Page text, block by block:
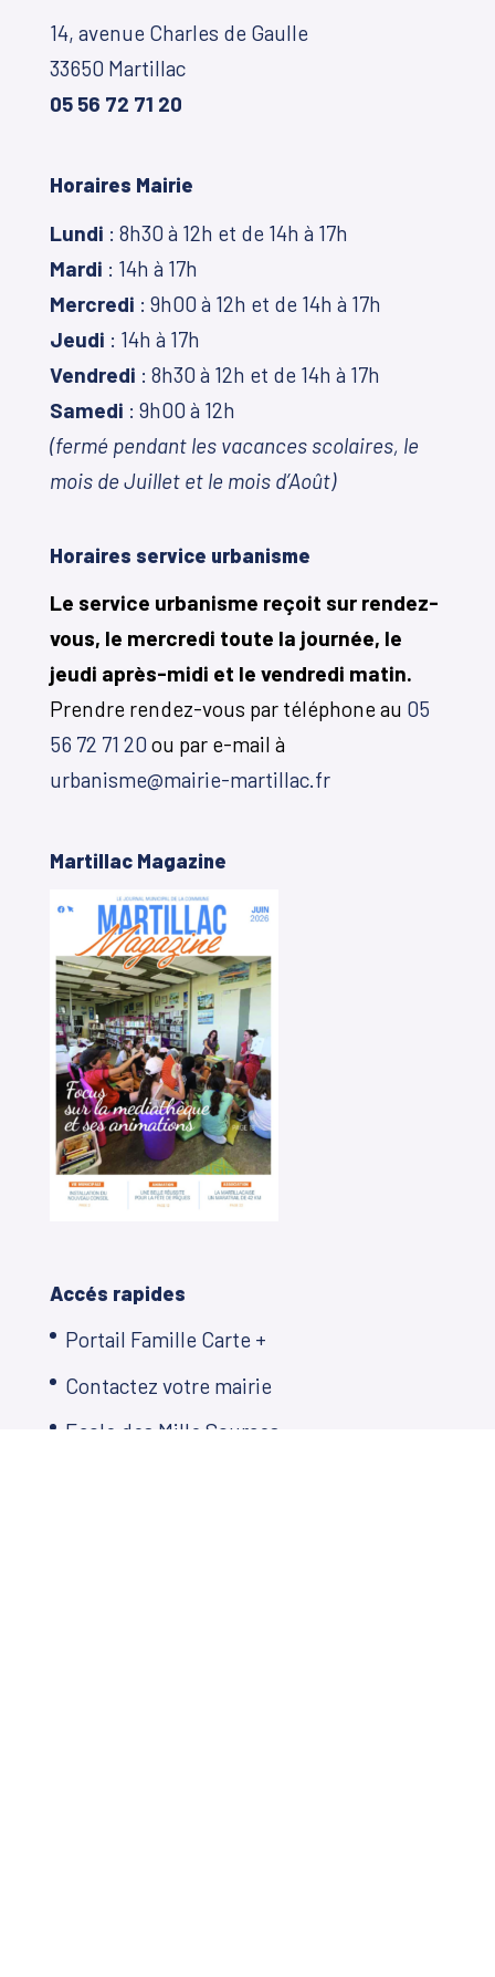
14, avenue Charles de Gaulle
33650 Martillac
05 56 72 71 20
Horaires Mairie
Lundi : 8h30 à 12h et de 14h à 17h
Mardi : 14h à 17h
Mercredi : 9h00 à 12h et de 14h à 17h
Jeudi : 14h à 17h
Vendredi : 8h30 à 12h et de 14h à 17h
Samedi : 9h00 à 12h
(fermé pendant les vacances scolaires, le
mois de Juillet et le mois d’Août)
Horaires service urbanisme
Le service urbanisme reçoit sur rendez-
vous, le mercredi toute la journée, le
jeudi après-midi et le vendredi matin.
Prendre rendez-vous par téléphone au 05
56 72 71 20 ou par e-mail à
urbanisme@mairie-martillac.fr
Martillac Magazine
Accés rapides
Portail Famille Carte +
Contactez votre mairie
Ecole des Mille Sources